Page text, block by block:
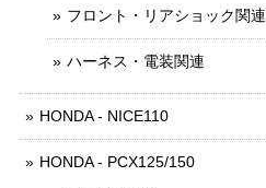
フロント・リアショック関連
ハーネス・電装関連
HONDA - NICE110
HONDA - PCX125/150